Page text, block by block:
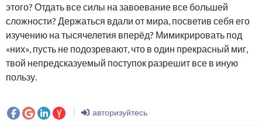
этого? Отдать все силы на завоевание все большей
сложности? Держаться вдали от мира, посветив себя его
изучению на тысячелетия вперёд? Мимикрировать под
«них», пусть не подозревают, что в один прекрасный миг,
твой непредсказуемый поступок разрешит все в иную
пользу.
авторизуйтесь